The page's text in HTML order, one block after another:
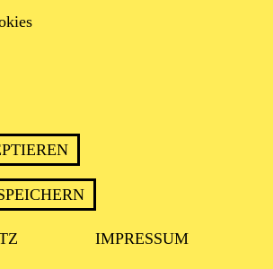
IMPRESSUM
DEN IRAN –
ZUR AKTUELLEN
mit der Stadt